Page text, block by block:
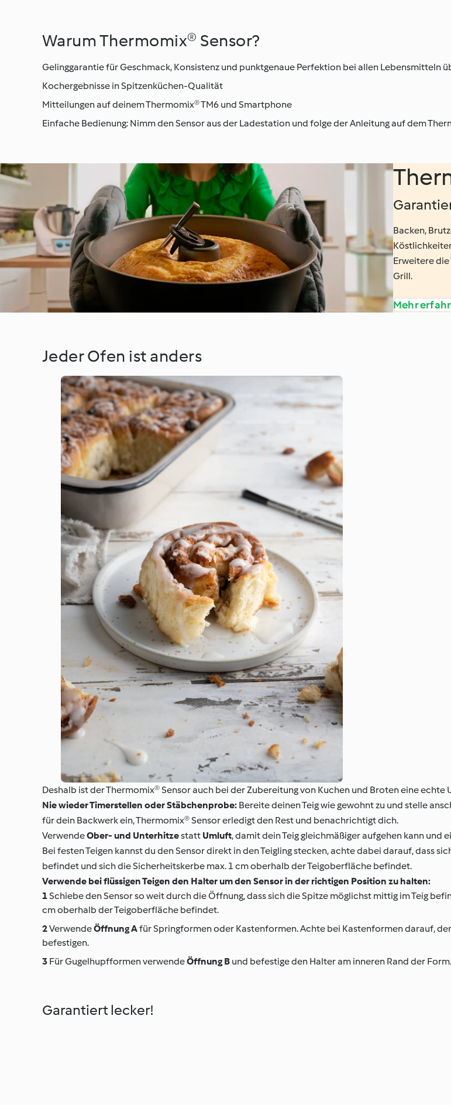
Warum Thermomix® Sensor?
Gelinggarantie für Geschmack, Konsistenz und punktgenaue Perfektion bei allen Lebensmitteln
Kochergebnisse in Spitzenküchen-Qualität
Mitteilungen auf deinem Thermomix® TM6 und Smartphone
Einfache Bedienung: Nimm den Sensor aus der Ladestation und folge der Anleitung auf dem
Backen,
Erweitere
Grill.
Mehr
Jeder Ofen ist anders
Deshalb ist der Thermomix® Sensor auch bei der Zubereitung von Kuchen und Broten eine echte
Nie wieder Timerstellen oder Stäbchenprobe: Bereite deinen Teig wie gewohnt zu und stelle
für dein Backwerk ein, Thermomix® Sensor erledigt den Rest und benachrichtigt dich.
VerwendeOber- und Unterhitzestatt Umluft, damit dein Teig gleichmäßiger aufgehen kann und
Bei festen Teigen kannst du den Sensor direkt in den Teigling stecken, achte dabei darauf, dass
befindet und sich die Sicherheitskerbe max. 1 cm oberhalb der Teigoberfläche befindet.
Verwende bei flüssigen Teigen den Halter um den Sensor in der richtigen Position zu halten:
Schiebe den Sensor so weit durch die Öffnung, dass sich die Spitze möglichst mittig im Teig
cm oberhalb der Teigoberfläche befindet.
VerwendeÖffnung Afür Springformen oder Kastenformen. Achte bei Kastenformen darauf,
befestigen.
Für Gugelhupfformen verwendeÖffnung B und befestige den Halter am inneren Rand der Form.
Garantiert lecker!